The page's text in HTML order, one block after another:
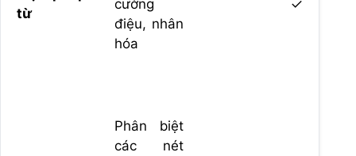
từ
cường
điệu, nhân
hóa
✓
Phân biệt
các nét